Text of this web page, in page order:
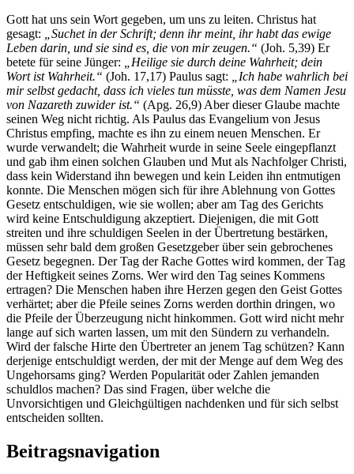
Gott hat uns sein Wort gegeben, um uns zu leiten. Christus hat
gesagt:
„Suchet in der Schrift; denn ihr meint, ihr habt das ewige
Leben darin, und sie sind es, die von mir zeugen.“ (Joh. 5,39) Er
betete für seine Jünger:
„Heilige sie durch deine Wahrheit; dein
Wort ist Wahrheit.“ (Joh. 17,17) Paulus sagt:
„Ich habe wahrlich bei
mir selbst gedacht, dass ich vieles tun müsste, was dem Namen Jesu
von Nazareth zuwider ist.“ (Apg. 26,9) Aber dieser Glaube machte
seinen Weg nicht richtig. Als Paulus das Evangelium von Jesus
Christus empfing, machte es ihn zu einem neuen Menschen. Er
wurde verwandelt; die Wahrheit wurde in seine Seele eingepflanzt
und gab ihm einen solchen Glauben und Mut als Nachfolger Christi,
dass kein Widerstand ihn bewegen und kein Leiden ihn entmutigen
konnte. Die Menschen mögen sich für ihre Ablehnung von Gottes
Gesetz entschuldigen, wie sie wollen; aber am Tag des Gerichts
wird keine Entschuldigung akzeptiert. Diejenigen, die mit Gott
streiten und ihre schuldigen Seelen in der Übertretung bestärken,
müssen sehr bald dem großen Gesetzgeber über sein gebrochenes
Gesetz begegnen. Der Tag der Rache Gottes wird kommen, der Tag
der Heftigkeit seines Zorns. Wer wird den Tag seines Kommens
ertragen? Die Menschen haben ihre Herzen gegen den Geist Gottes
verhärtet; aber die Pfeile seines Zorns werden dorthin dringen, wo
die Pfeile der Überzeugung nicht hinkommen. Gott wird nicht mehr
lange auf sich warten lassen, um mit den Sündern zu verhandeln.
Wird der falsche Hirte den Übertreter an jenem Tag schützen? Kann
derjenige entschuldigt werden, der mit der Menge auf dem Weg des
Ungehorsams ging? Werden Popularität oder Zahlen jemanden
schuldlos machen? Das sind Fragen, über welche die
Unvorsichtigen und Gleichgültigen nachdenken und für sich selbst
entscheiden sollten.
Beitragsnavigation